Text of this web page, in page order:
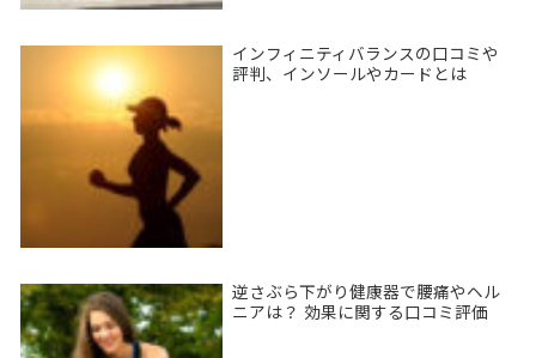
インフィニティバランスの口コミや
評判、インソールやカードとは
逆さぶら下がり健康器で腰痛やヘル
ニアは？ 効果に関する口コミ評価